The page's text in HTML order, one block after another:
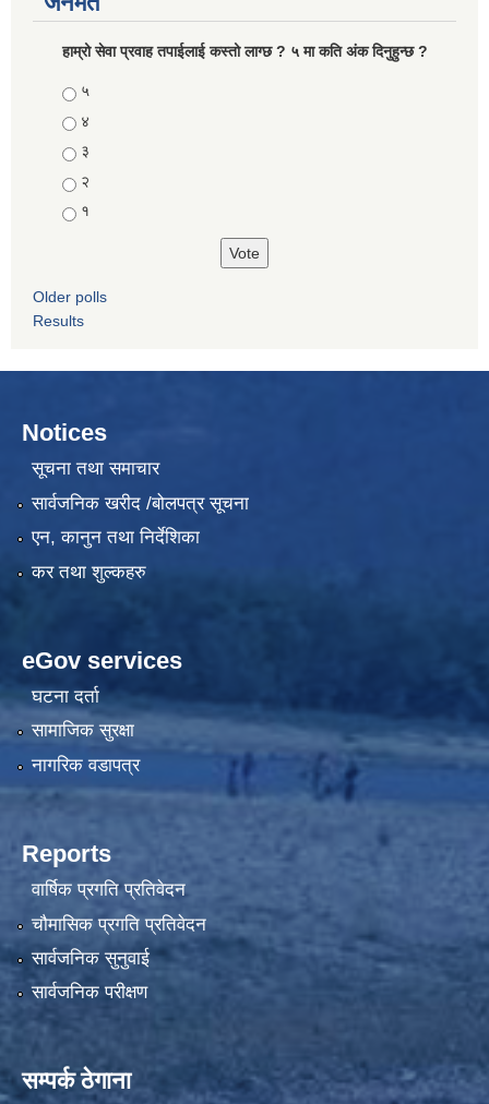
हाम्रो सेवा प्रवाह तपाईलाई कस्तो लाग्छ ? ५ मा कति अंक दिनुहुन्छ ?
Choices
५
४
३
२
१
Older polls
Results
Notices
सूचना तथा समाचार
सार्वजनिक खरीद /बोलपत्र सूचना
एन, कानुन तथा निर्देशिका
कर तथा शुल्कहरु
eGov services
घटना दर्ता
सामाजिक सुरक्षा
नागरिक वडापत्र
Reports
वार्षिक प्रगति प्रतिवेदन
चौमासिक प्रगति प्रतिवेदन
सार्वजनिक सुनुवाई
सार्वजनिक परीक्षण
सम्पर्क ठेगाना